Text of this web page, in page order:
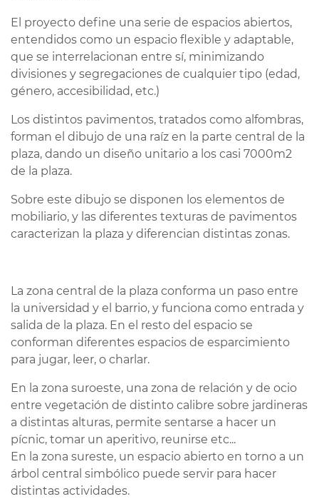
El proyecto define una serie de espacios abiertos,
entendidos como un espacio flexible y adaptable,
que se interrelacionan entre sí, minimizando
divisiones y segregaciones de cualquier tipo (edad,
género, accesibilidad, etc.)
Los distintos pavimentos, tratados como alfombras,
forman el dibujo de una raíz en la parte central de la
plaza, dando un diseño unitario a los casi 7000m2
de la plaza.
Sobre este dibujo se disponen los elementos de
mobiliario, y las diferentes texturas de pavimentos
caracterizan la plaza y diferencian distintas zonas.
La zona central de la plaza conforma un paso entre
la universidad y el barrio, y funciona como entrada y
salida de la plaza. En el resto del espacio se
conforman diferentes espacios de esparcimiento
para jugar, leer, o charlar.
En la zona suroeste, una zona de relación y de ocio
entre vegetación de distinto calibre sobre jardineras
a distintas alturas, permite sentarse a hacer un
pícnic, tomar un aperitivo, reunirse etc...
En la zona sureste, un espacio abierto en torno a un
árbol central simbólico puede servir para hacer
distintas actividades.